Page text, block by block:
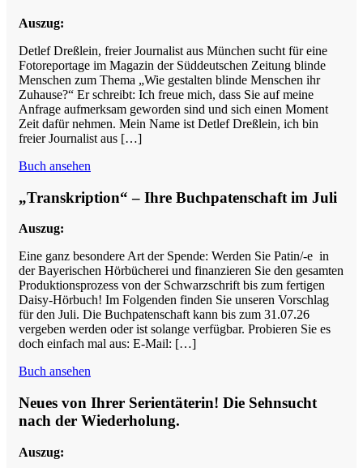
Auszug:
Detlef Dreßlein, freier Journalist aus München sucht für eine
Fotoreportage im Magazin der Süddeutschen Zeitung blinde
Menschen zum Thema „Wie gestalten blinde Menschen ihr
Zuhause?“ Er schreibt: Ich freue mich, dass Sie auf meine
Anfrage aufmerksam geworden sind und sich einen Moment
Zeit dafür nehmen. Mein Name ist Detlef Dreßlein, ich bin
freier Journalist aus […]
Buch ansehen
„Transkription“ – Ihre Buchpatenschaft im Juli
Auszug:
Eine ganz besondere Art der Spende: Werden Sie Patin/-e in
der Bayerischen Hörbücherei und finanzieren Sie den gesamten
Produktionsprozess von der Schwarzschrift bis zum fertigen
Daisy-Hörbuch! Im Folgenden finden Sie unseren Vorschlag
für den Juli. Die Buchpatenschaft kann bis zum 31.07.26
vergeben werden oder ist solange verfügbar. Probieren Sie es
doch einfach mal aus: E-Mail: […]
Buch ansehen
Neues von Ihrer Serientäterin! Die Sehnsucht
nach der Wiederholung.
Auszug: